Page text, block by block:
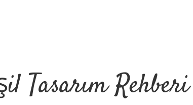
Tasarım Rehberi